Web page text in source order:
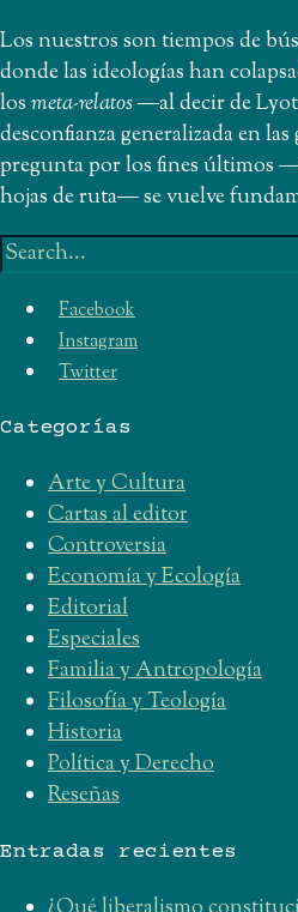
Los nuestros son tiempos de
donde las ideologías han
losmeta-relatos―al decir de
desconfianza generalizada en
pregunta por los fines últimos
hojas de ruta― se vuelve
Buscar:
Facebook
Instagram
Twitter
Categorías
Arte y Cultura
Cartas al editor
Controversia
Economía y Ecología
Editorial
Especiales
Familia y Antropología
Filosofía y Teología
Historia
Política y Derecho
Reseñas
Entradas recientes